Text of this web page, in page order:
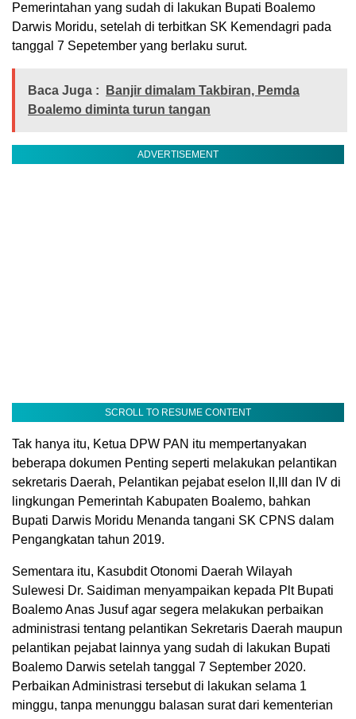
Pemerintahan yang sudah di lakukan Bupati Boalemo
Darwis Moridu, setelah di terbitkan SK Kemendagri pada
tanggal 7 Sepetember yang berlaku surut.
Baca Juga :
Banjir dimalam Takbiran, Pemda
Boalemo diminta turun tangan
ADVERTISEMENT
SCROLL TO RESUME CONTENT
Tak hanya itu, Ketua DPW PAN itu mempertanyakan
beberapa dokumen Penting seperti melakukan pelantikan
sekretaris Daerah, Pelantikan pejabat eselon II,III dan IV di
lingkungan Pemerintah Kabupaten Boalemo, bahkan
Bupati Darwis Moridu Menanda tangani SK CPNS dalam
Pengangkatan tahun 2019.
Sementara itu, Kasubdit Otonomi Daerah Wilayah
Sulewesi Dr. Saidiman menyampaikan kepada Plt Bupati
Boalemo Anas Jusuf agar segera melakukan perbaikan
administrasi tentang pelantikan Sekretaris Daerah maupun
pelantikan pejabat lainnya yang sudah di lakukan Bupati
Boalemo Darwis setelah tanggal 7 September 2020.
Perbaikan Administrasi tersebut di lakukan selama 1
minggu, tanpa menunggu balasan surat dari kementerian